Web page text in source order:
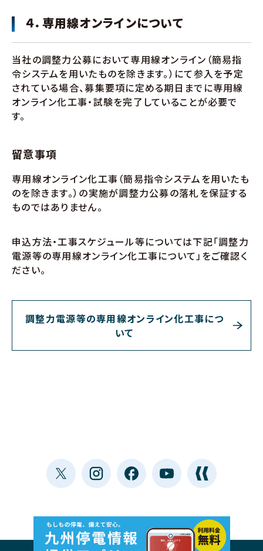
４．専用線オンラインについて
当社の調整力公募において専用線オンライン（簡易指
令システムを用いたものを除きます。）にて参入を予定
されている場合、募集要項に定める期日までに専用線
オンライン化工事・試験を完了していることが必要で
す。
留意事項
専用線オンライン化工事（簡易指令システムを用いたも
のを除きます。）の実施が調整力公募の落札を保証する
ものではありません。
申込方法・工事スケジュール等については下記「調整力
電源等の専用線オンライン化工事について」をご確認く
ださい。
調整力電源等の専用線オンライン化工事につ
いて